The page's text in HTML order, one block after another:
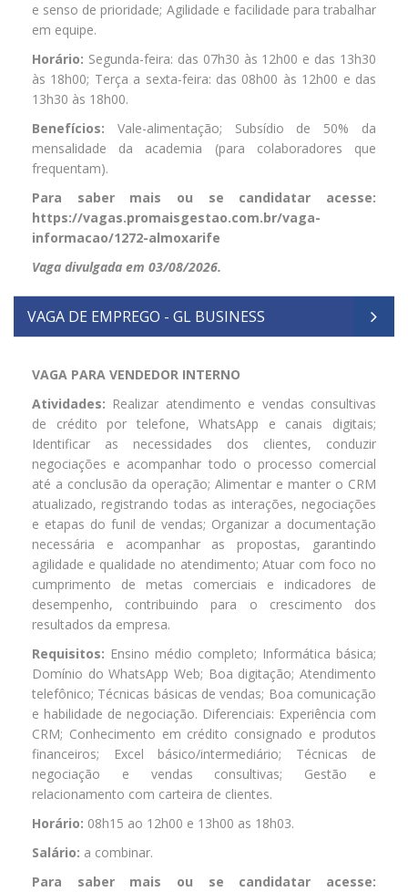
e senso de prioridade; Agilidade e facilidade para trabalhar
em equipe.
Horário: Segunda-feira: das 07h30 às 12h00 e das 13h30
às 18h00; Terça a sexta-feira: das 08h00 às 12h00 e das
13h30 às 18h00.
Benefícios: Vale-alimentação; Subsídio de 50% da
mensalidade da academia (para colaboradores que
frequentam).
Para saber mais ou se candidatar acesse:
https://vagas.promaisgestao.com.br/vaga-
informacao/1272-almoxarife
Vaga divulgada em 03/08/2026.
VAGA DE EMPREGO - GL BUSINESS
VAGA PARA VENDEDOR INTERNO
Atividades: Realizar atendimento e vendas consultivas
de crédito por telefone, WhatsApp e canais digitais;
Identificar as necessidades dos clientes, conduzir
negociações e acompanhar todo o processo comercial
até a conclusão da operação; Alimentar e manter o CRM
atualizado, registrando todas as interações, negociações
e etapas do funil de vendas; Organizar a documentação
necessária e acompanhar as propostas, garantindo
agilidade e qualidade no atendimento; Atuar com foco no
cumprimento de metas comerciais e indicadores de
desempenho, contribuindo para o crescimento dos
resultados da empresa.
Requisitos: Ensino médio completo; Informática básica;
Domínio do WhatsApp Web; Boa digitação; Atendimento
telefônico; Técnicas básicas de vendas; Boa comunicação
e habilidade de negociação. Diferenciais: Experiência com
CRM; Conhecimento em crédito consignado e produtos
financeiros; Excel básico/intermediário; Técnicas de
negociação e vendas consultivas; Gestão e
relacionamento com carteira de clientes.
Horário: 08h15 ao 12h00 e 13h00 as 18h03.
Salário: a combinar.
Para saber mais ou se candidatar acesse: